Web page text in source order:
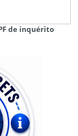
de inquérito